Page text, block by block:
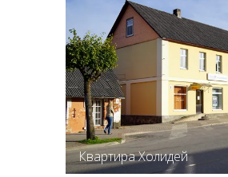
Квартира Холидей